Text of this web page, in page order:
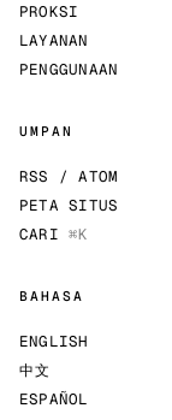
PROKSI
LAYANAN
PENGGUNAAN
UMPAN
RSS / ATOM
PETA SITUS
CARI⌘K
BAHASA
ENGLISH
中文
ESPAÑOL